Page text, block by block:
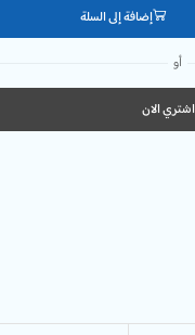
إضافة إلى السلة
أو
اشتري الان